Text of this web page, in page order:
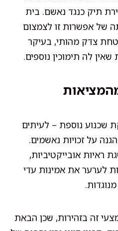
תיק כנגד נאשם. בית
של אפשרות זו לצמצום
צדק מהותי, בעיקר
לה תימוכין נוספים.
שכנוע נוספת – לעיתים
על זכויות נאשמים.
ראיות אובייקטיביות,
לערער את אמינות עדי
זה בזהירות, שכן הבאת